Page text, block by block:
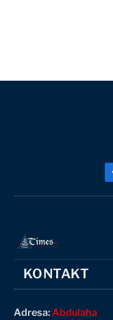
KONTAKT
Adresa:Abdulaha